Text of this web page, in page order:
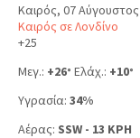
Καιρός, 07 Αύγουστος
Καιρός σε Λονδίνο
+25
Μεγ.: +26° Ελάχ.: +10°
Υγρασία: 34%
Αέρας: SSW - 13 KPH